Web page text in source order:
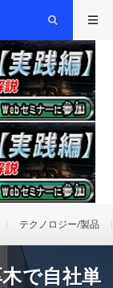
テクノロジー/製品
で自社単